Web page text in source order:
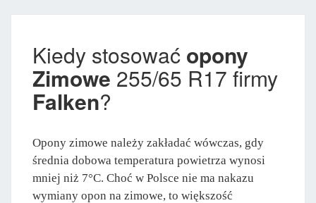
Kiedy stosować opony
Zimowe 255/65 R17 firmy
Falken?
Opony zimowe należy zakładać wówczas, gdy
średnia dobowa temperatura powietrza wynosi
mniej niż 7°C. Choć w Polsce nie ma nakazu
wymiany opon na zimowe, to większość